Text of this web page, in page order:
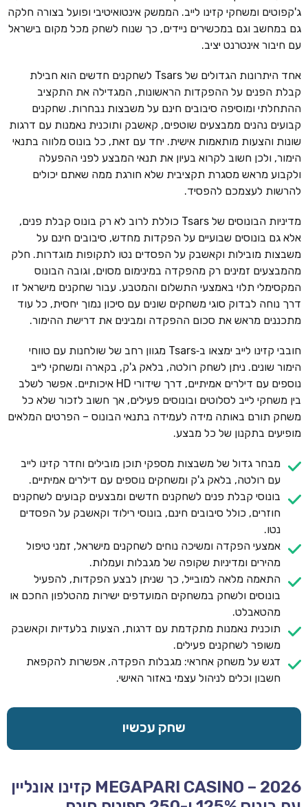
ג'קפוטים ומשחקי קזינו לייב. הממשק אינטואיטיבי ופועל בצורה חלקה
גם במחשב וגם במכשירים ניידים, כך שנוח לשחק מכל מקום בישראל
עם חיבור אינטרנט יציב.
אחד היתרונות הגדולים של Tsars לשחקנים חדשים הוא חבילת
קבלת הפנים על ההפקדות הראשונות, המגדילה את התקציב
ההתחלתי ומוסיפה סיבובים חינם על משבצות נבחרות. שחקנים
קבועים נהנים ממבצעים שוטפים, קאשבק ותוכנית נאמנות עם דרגות
שונות והצעות מותאמות אישית. יחד עם זאת, כל בונוס מלווה בתנאי
הימור, ולכן חשוב לקרוא בעיון את תנאי המבצע לפני ההפעלה
ולקבוע מראש מסגרת תקציבית שלא חורגת ממה שאתם יכולים
להרשות לעצמכם להפסיד.
מדיניות הבונוסים של Tsars כוללת לרוב לא רק בונוס קבלת פנים,
אלא גם בונוסים שבועיים על הפקדות מחדש, סיבובים חינם על
משבצות מובילות וקאשבק על הפסדים נטו לתקופות מוגדרות. חלק
מהמבצעים זמינים רק מהפקדה במינימום מסוים, וגובה הבונוס
המקסימלי תלוי באמצעי התשלום והמטבע. עבור שחקנים מישראל זו
דרך נוחה לבדוק סוגי משחקים שונים עם סיכון נמוך יחסית, כל עוד
מתכננים מראש את סכום ההפקדה ומבינים את דרישת ההימור.
חובבי קזינו לייב ימצאו ב‑Tsars מגוון רחב של שולחנות עם טווחי
הימור שונים. ניתן לשחק רולטה, בלאק ג'ק, בקארה ומשחקי לייב
נוספים עם דילרים אמיתיים, דרך שידורי HD איכותיים. אפשר לשלב
בין משחקי לייב לסלוטים ובונוסים פעילים, אך חשוב לזכור שלא כל
משחק תורם באותה מידה לעמידה בתנאי הבונוס – הפרטים המלאים
מופיעים בתקנון של כל מבצע.
מבחר גדול של משבצות מספקי תוכן מובילים וחדר קזינו לייב
עם רולטה, בלאק ג'ק ומשחקים נוספים עם דילרים אמיתיים.
בונוסי קבלת פנים לשחקנים חדשים ומבצעים קבועים לשחקנים
חוזרים, כולל סיבובים חינם, בונוסי רילוד וקאשבק על הפסדים
נטו.
אמצעי הפקדה ומשיכה נוחים לשחקנים מישראל, זמני טיפול
מהירים ומדיניות שקופה של מגבלות ועמלות.
התאמה מלאה למובייל, כך שניתן לבצע הפקדות, להפעיל
בונוסים ולשחק במשחקים המועדפים ישירות מהטלפון החכם או
מהטאבלט.
תוכנית נאמנות מתקדמת עם דרגות, הצעות בלעדיות וקאשבק
משופר לשחקנים פעילים.
דגש על משחק אחראי: מגבלות הפקדה, אפשרות להקפאת
חשבון וכלים לניהול עצמי באזור האישי.
שחק עכשיו
MEGAPARI CASINO – 2026 קזינו אונליין